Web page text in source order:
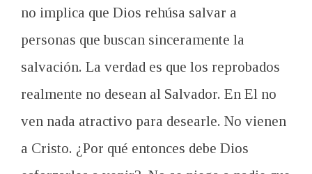
no implica que Dios rehúsa salvar a
personas que buscan sinceramente la
salvación. La verdad es que los reprobados
realmente no desean al Salvador. En El no
ven nada atractivo para desearle. No vienen
a Cristo. ¿Por qué entonces debe Dios